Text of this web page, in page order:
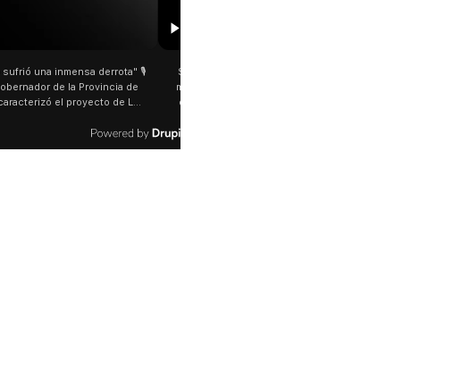
San Cayetano: Jorge García Cuerva juntó a
miles de peregrinos en Liniers El arzobispo
de Buenos Aires destacó la fortaleza de la
agua y soportó las bajas temperaturas de los
últimos días: "Son dificultades que pudieron